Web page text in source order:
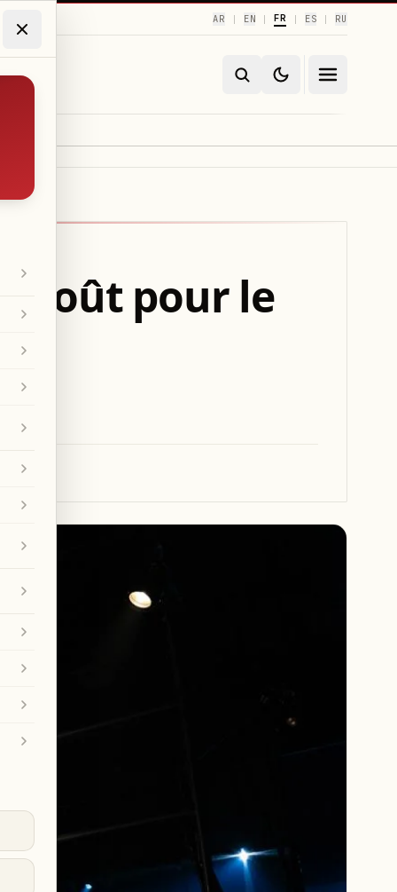
AR | EN | FR | ES | RU
août pour le